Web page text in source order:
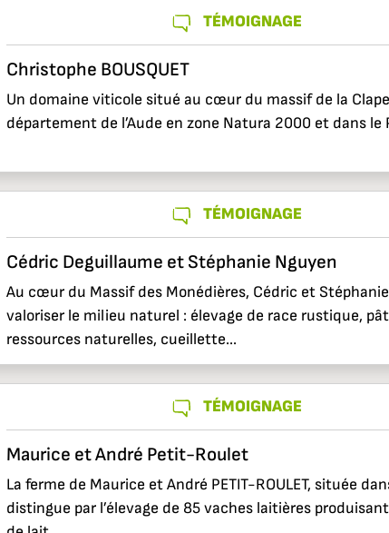
TÉMOIGNAGE
Christophe BOUSQUET
Un domaine viticole situé au cœur du massif de la
département de l’Aude en zone Natura 2000 et dans le
TÉMOIGNAGE
Cédric Deguillaume et Stéphanie Nguyen
Au cœur du Massif des Monédières, Cédric et
valoriser le milieu naturel : élevage de race rustique,
ressources naturelles, cueillette...
TÉMOIGNAGE
Maurice et André Petit-Roulet
La ferme de Maurice et André PETIT-ROULET, située
distingue par l’élevage de 85 vaches laitières